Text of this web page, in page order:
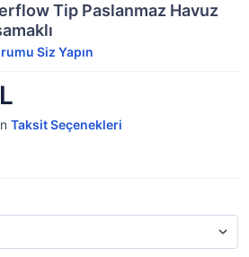
Tip Paslanmaz Havuz
Siz Yapın
Taksit Seçenekleri